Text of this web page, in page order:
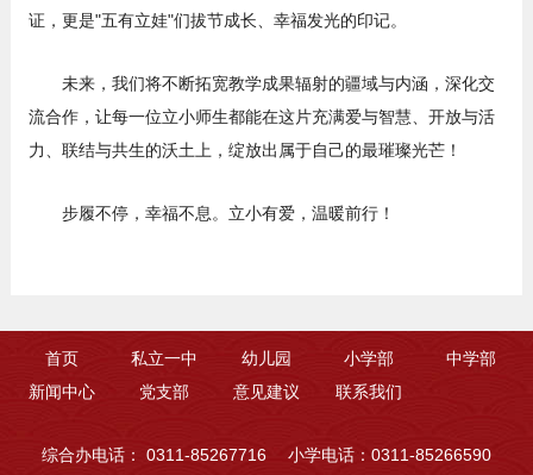
证，更是"五有立娃"们拔节成长、幸福发光的印记。
未来，我们将不断拓宽教学成果辐射的疆域与内涵，深化交
流合作，让每一位立小师生都能在这片充满爱与智慧、开放与活
力、联结与共生的沃土上，绽放出属于自己的最璀璨光芒！
步履不停，幸福不息。立小有爱，温暖前行！
首页 私立一中 幼儿园 小学部
中学部
新闻中心
党支部 意见建议 联系我们
综合办电话： 0311-85267716 小学电话：0311-85266590